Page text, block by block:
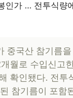
인가 … 전투식량
중국산 참기름
월로 수입신고
확인됐다. 전투
참기름이 포함